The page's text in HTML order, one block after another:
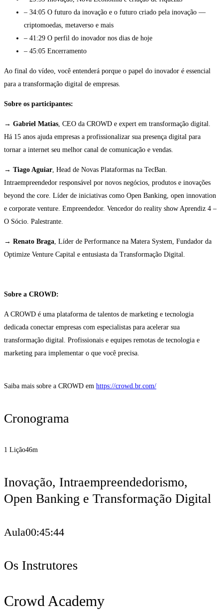
– 34:05 O futuro da inovação e o futuro criado pela inovação —
criptomoedas, metaverso e mais
– 41:29 O perfil do inovador nos dias de hoje
– 45:05 Encerramento
Ao final do vídeo, você entenderá porque o papel do inovador é essencial
para a transformação digital de empresas.
Sobre os participantes:
→ Gabriel Matias, CEO da CROWD e expert em transformação digital.
Há 15 anos ajuda empresas a profissionalizar sua presença digital para
tornar a internet seu melhor canal de comunicação e vendas.
→ Tiago Aguiar, Head de Novas Plataformas na TecBan.
Intraempreendedor responsável por novos negócios, produtos e inovações
beyond the core. Líder de iniciativas como Open Banking, open innovation
e corporate venture. Empreendedor. Vencedor do reality show Aprendiz 4 –
O Sócio. Palestrante.
→ Renato Braga, Líder de Performance na Matera System, Fundador da
Optimize Venture Capital e entusiasta da Transformação Digital.
Sobre a CROWD:
A CROWD é uma plataforma de talentos de marketing e tecnologia
dedicada conectar empresas com especialistas para acelerar sua
transformação digital. Profissionais e equipes remotas de tecnologia e
marketing para implementar o que você precisa.
Saiba mais sobre a CROWD em https://crowd.br.com/
Cronograma
1 Lição46m
Inovação, Intraempreendedorismo,
Open Banking e Transformação Digital
Aula00:45:44
Os Instrutores
Crowd Academy